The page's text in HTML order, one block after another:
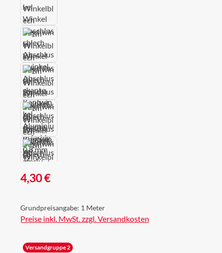
Regulärer Preis:
4,30 €
Grundpreisangabe: 1 Meter
Preise inkl. MwSt. zzgl. Versandkosten
Versandgruppe 2